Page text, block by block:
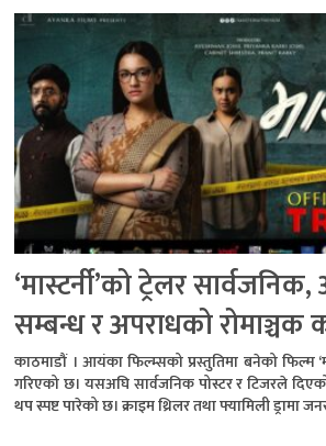
‘मास्टर्नी’को ट्रेलर
सम्बन्ध र अपराधको रोमाञ्चक
काठमाडौं । आयंका फिल्म्सको प्रस्तुतिमा बनेको फिल्म
गरिएको छ। यसअघि सार्वजनिक पोस्टर र टिजरले
थप स्पष्ट पारेको छ। क्राइम थ्रिलर तथा फ्यामिली ड्रामा